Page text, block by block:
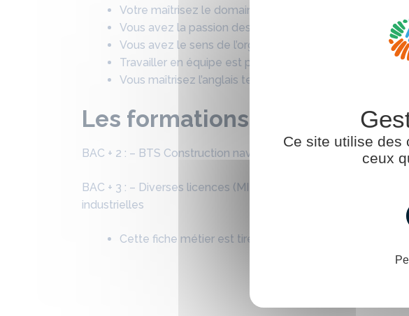
Votre maîtrisez le domaine technique lié à l’activité
Vous avez la passion des navires (militaires, civils…) ou
Vous avez le sens de l’organisation et de la rigueur
Travailler en équipe est pour vous un plus
Vous maîtrisez l’anglais technique
Les formations
BAC + 2 : – BTS Construction navale, DUT GEII/GMP, BTS CPI,
BAC + 3 : – Diverses licences (MINM, MECD…) liées aux
industrielles
Cette fiche métier est tirée du fascicule Pro&Mer « La
Ce site utilise des
ceux